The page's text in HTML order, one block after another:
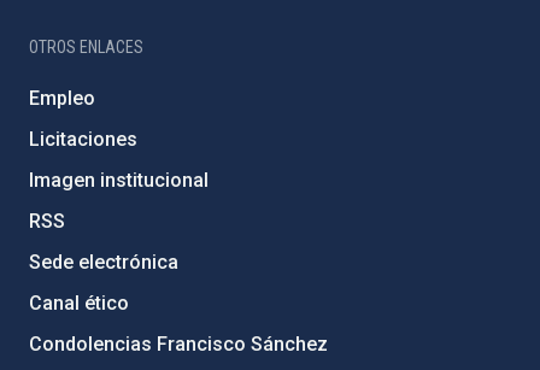
OTROS ENLACES
Empleo
Licitaciones
Imagen institucional
RSS
Sede electrónica
Canal ético
Condolencias Francisco Sánchez